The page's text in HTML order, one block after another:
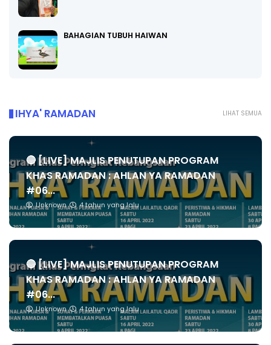
BAHAGIAN TUBUH HAIWAN
LIHAT SEMUA
IHYA' RAMADAN
🔴 [LIVE] MAJLIS PENUTUPAN PROGRAM
KHAS RAMADAN : AHLAN YA RAMADAN
#06...
Unknown 4 tahun yang lalu
🔴 [LIVE] MAJLIS PENUTUPAN PROGRAM
KHAS RAMADAN : AHLAN YA RAMADAN
#06...
Unknown 4 tahun yang lalu